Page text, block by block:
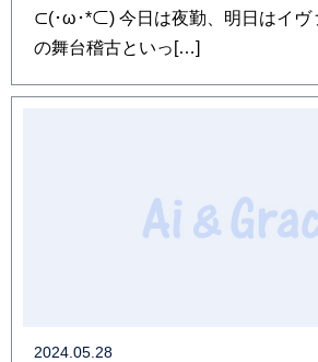
⊂⁠(⁠･⁠ω⁠･⁠*⁠⊂⁠) 今日は夜勤、明日はイヴ
の舞台稽古といっ[…]
2024.05.28